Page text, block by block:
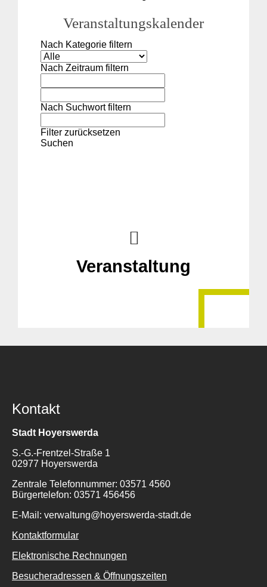
Veranstaltungskalender
Nach Kategorie filtern
Nach Zeitraum filtern
Nach Suchwort filtern
Filter zurücksetzen
Suchen
Veranstaltung
Kontakt
Stadt Hoyerswerda
S.-G.-Frentzel-Straße 1
02977 Hoyerswerda
Zentrale Telefonnummer: 03571 4560
Bürgertelefon: 03571 456456
E-Mail: verwaltung@hoyerswerda-stadt.de
Kontaktformular
Elektronische Rechnungen
Besucheradressen & Öffnungszeiten